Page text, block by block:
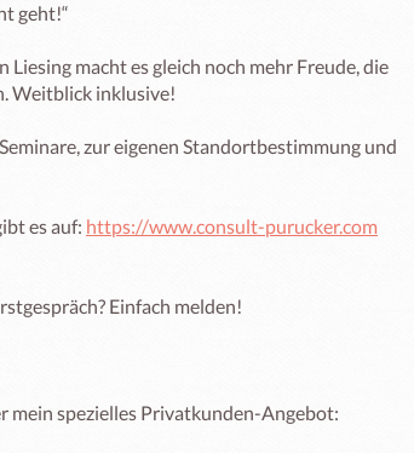
geht!“
Liesing macht es gleich noch mehr Freude, die
Weitblick inklusive!
zur eigenen Standortbestimmung und
es auf: https://www.consult-purucker.com
Einfach melden!
mein spezielles Privatkunden-Angebot: